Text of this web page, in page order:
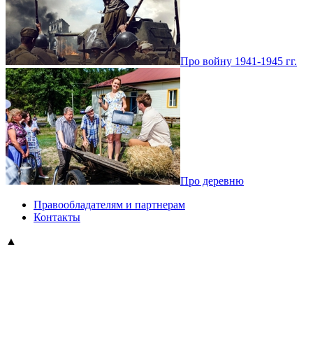
Про войну 1941-1945 гг.
Про деревню
Правообладателям и партнерам
Контакты
▲